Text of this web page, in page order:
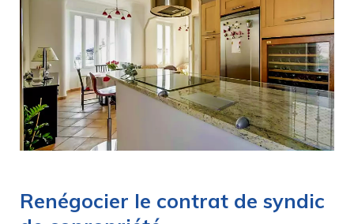
Renégocier le contrat de syndic